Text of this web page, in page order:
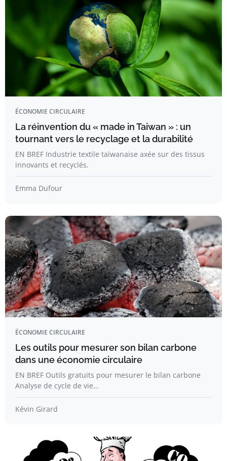
ÉCONOMIE CIRCULAIRE
La réinvention du « made in Taiwan » : un
tournant vers le recyclage et la durabilité
EN BREF Industrie textile taïwanaise axée sur des tissus
innovants et recyclés.
Emma Dufour
ÉCONOMIE CIRCULAIRE
Les outils pour mesurer son bilan carbone
dans une économie circulaire
EN BREF Outils gratuits pour mesurer le bilan carbone
Analyse de cycle de vie…
Kévin Girard